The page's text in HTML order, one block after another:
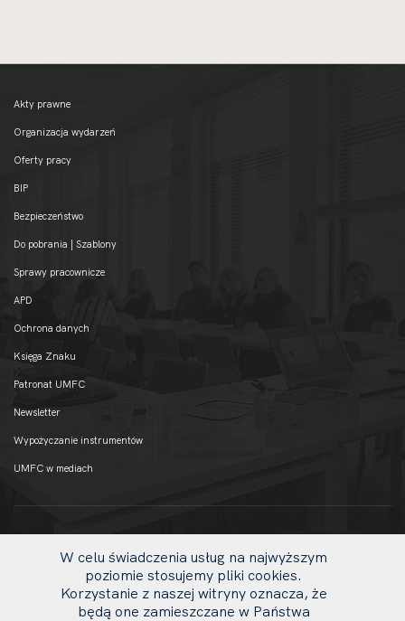
Akty prawne
Organizacja wydarzeń
Oferty pracy
BIP
Bezpieczeństwo
Do pobrania | Szablony
Sprawy pracownicze
APD
Ochrona danych
Księga Znaku
Patronat UMFC
Newsletter
Wypożyczanie instrumentów
UMFC w mediach
W celu świadczenia usług na najwyższym
poziomie stosujemy pliki cookies.
Korzystanie z naszej witryny oznacza, że
będą one zamieszczane w Państwa